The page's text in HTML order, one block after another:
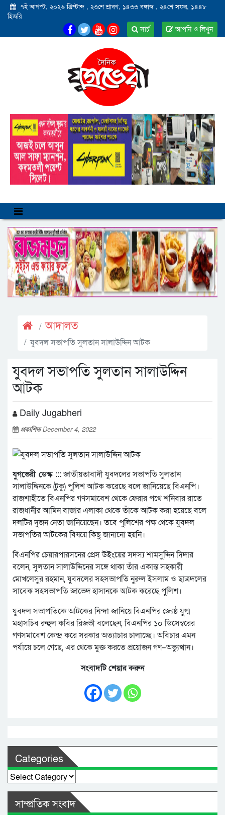
৭ই আগস্ট, ২০২৬ খ্রিস্টাব্দ , ২৩শে শ্রাবণ, ১৪৩৩ বঙ্গাব্দ , ২৪শে সফর, ১৪৪৮
হিজরি
আপনি ও লিখুন
সার্চ
আদালত
যুবদল সভাপতি সুলতান সালাউদ্দিন আটক
যুবদল সভাপতি সুলতান সালাউদ্দিন
আটক
Daily Jugabheri
প্রকাশিতDecember 4, 2022
যুগভেরী ডেস্ক :::জাতীয়তাবাদী যুবদলের সভাপতি সুলতান
সালাউদ্দিনকে (টুকু) পুলিশ আটক করেছে বলে জানিয়েছে বিএনপি।
রাজশাহীতে বিএনপির গণসমাবেশ থেকে ফেরার পথে শনিবার রাতে
রাজধানীর আমিন বাজার এলাকা থেকে তাঁকে আটক করা হয়েছে বলে
দলটির দুজন নেতা জানিয়েছেন। তবে পুলিশের পক্ষ থেকে যুবদল
সভাপতির আটকের বিষয়ে কিছু জানানো হয়নি।
বিএনপির চেয়ারপারসনের প্রেস উইংয়ের সদস্য শামসুদ্দিন দিদার
বলেন, সুলতান সালাউদ্দিনের সঙ্গে থাকা তাঁর একান্ত সহকারী
মোখলেসুর রহমান, যুবদলের সহসভাপতি নুরুল ইসলাম ও ছাত্রদলের
সাবেক সহসভাপতি জাভেদ হাসানকে আটক করেছে পুলিশ।
যুবদল সভাপতিকে আটকের নিন্দা জানিয়ে বিএনপির জ্যেষ্ঠ যুগ্ম
মহাসচিব রুহুল কবির রিজভী বলেছেন, বিএনপির ১০ ডিসেম্বরের
গণসমাবেশ কেন্দ্র করে সরকার অত্যাচার চালাচ্ছে। অবিচার এমন
পর্যায়ে চলে গেছে, এর থেকে মুক্ত করতে প্রয়োজন গণ–অভ্যুত্থান।
সংবাদটি শেয়ার করুন
Categories
Categories
সাম্প্রতিক সংবাদ